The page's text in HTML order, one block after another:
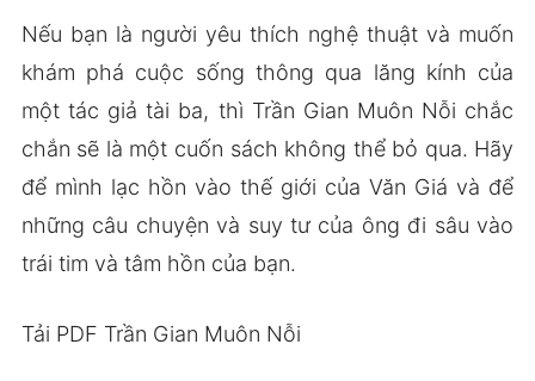
Nếu bạn là người yêu thích nghệ thuật và muốn
khám phá cuộc sống thông qua lăng kính của
một tác giả tài ba, thì Trần Gian Muôn Nỗi chắc
chắn sẽ là một cuốn sách không thể bỏ qua. Hãy
để mình lạc hồn vào thế giới của Văn Giá và để
những câu chuyện và suy tư của ông đi sâu vào
trái tim và tâm hồn của bạn.
Tải PDF Trần Gian Muôn Nỗi